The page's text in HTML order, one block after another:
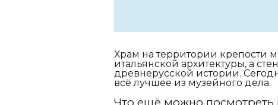
Храм на территории крепости
итальянской архитектуры, а
древнерусской истории.
всё лучшее из музейного дела.